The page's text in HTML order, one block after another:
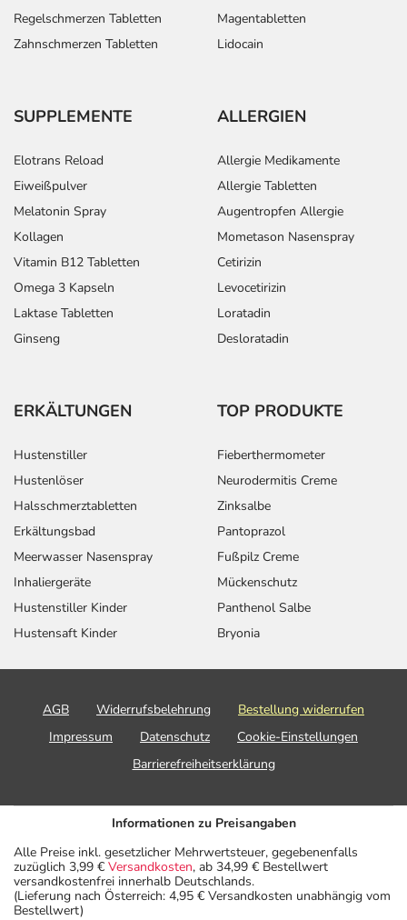
Regelschmerzen Tabletten
Zahnschmerzen Tabletten
Magentabletten
Lidocain
SUPPLEMENTE
Elotrans Reload
Eiweißpulver
Melatonin Spray
Kollagen
Vitamin B12 Tabletten
Omega 3 Kapseln
Laktase Tabletten
Ginseng
ALLERGIEN
Allergie Medikamente
Allergie Tabletten
Augentropfen Allergie
Mometason Nasenspray
Cetirizin
Levocetirizin
Loratadin
Desloratadin
ERKÄLTUNGEN
Hustenstiller
Hustenlöser
Halsschmerztabletten
Erkältungsbad
Meerwasser Nasenspray
Inhaliergeräte
Hustenstiller Kinder
Hustensaft Kinder
TOP PRODUKTE
Fieberthermometer
Neurodermitis Creme
Zinksalbe
Pantoprazol
Fußpilz Creme
Mückenschutz
Panthenol Salbe
Bryonia
AGB Widerrufsbelehrung
Bestellung widerrufen
Impressum
Datenschutz
Cookie-Einstellungen
Barrierefreiheitserklärung
Informationen zu Preisangaben
Alle Preise inkl. gesetzlicher Mehrwertsteuer, gegebenenfalls
zuzüglich 3,99 € Versandkosten, ab 34,99 € Bestellwert
versandkostenfrei innerhalb Deutschlands.
(Lieferung nach Österreich: 4,95 € Versandkosten unabhängig vom
Bestellwert)